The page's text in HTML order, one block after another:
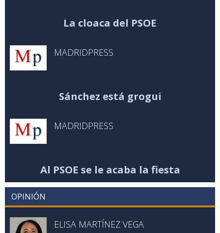
La cloaca del PSOE
MADRIDPRESS
Sánchez está grogui
MADRIDPRESS
Al PSOE se le acaba la fiesta
OPINIÓN
ELISA MARTÍNEZ VEGA